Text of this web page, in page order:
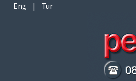
Eng | Tur